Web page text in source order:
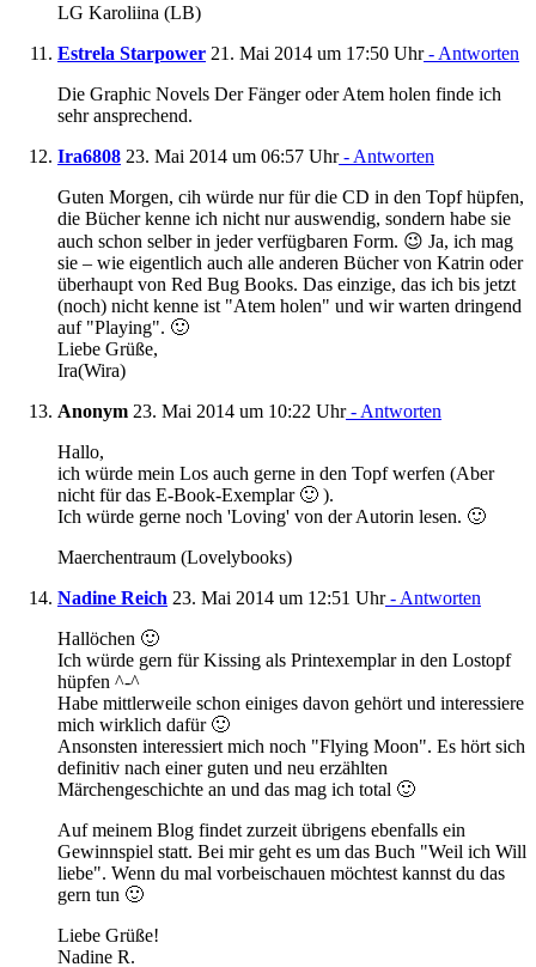
LG Karoliina (LB)
Estrela Starpower 21. Mai 2014 um 17:50 Uhr- Antworten
Die Graphic Novels Der Fänger oder Atem holen finde ich
sehr ansprechend.
Ira6808 23. Mai 2014 um 06:57 Uhr- Antworten
Guten Morgen, cih würde nur für die CD in den Topf hüpfen,
die Bücher kenne ich nicht nur auswendig, sondern habe sie
auch schon selber in jeder verfügbaren Form. 😉 Ja, ich mag
sie – wie eigentlich auch alle anderen Bücher von Katrin oder
überhaupt von Red Bug Books. Das einzige, das ich bis jetzt
(noch) nicht kenne ist "Atem holen" und wir warten dringend
auf "Playing". 🙂
Liebe Grüße,
Ira(Wira)
Anonym 23. Mai 2014 um 10:22 Uhr- Antworten
Hallo,
ich würde mein Los auch gerne in den Topf werfen (Aber
nicht für das E-Book-Exemplar 🙂 ).
Ich würde gerne noch 'Loving' von der Autorin lesen. 🙂
Maerchentraum (Lovelybooks)
Nadine Reich 23. Mai 2014 um 12:51 Uhr- Antworten
Hallöchen 🙂
Ich würde gern für Kissing als Printexemplar in den Lostopf
hüpfen ^-^
Habe mittlerweile schon einiges davon gehört und interessiere
mich wirklich dafür 🙂
Ansonsten interessiert mich noch "Flying Moon". Es hört sich
definitiv nach einer guten und neu erzählten
Märchengeschichte an und das mag ich total 🙂
Auf meinem Blog findet zurzeit übrigens ebenfalls ein
Gewinnspiel statt. Bei mir geht es um das Buch "Weil ich Will
liebe". Wenn du mal vorbeischauen möchtest kannst du das
gern tun 🙂
Liebe Grüße!
Nadine R.